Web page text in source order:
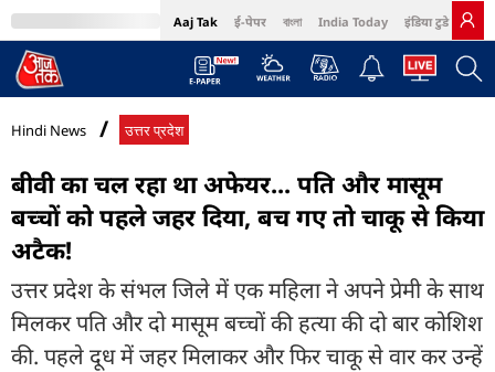
Aaj Tak ई-पेपर বাংলা India Today इंडिया टुडे हिंदी
MumbaiTak Cosmopolitan Harper's Bazaar Northeast
Hindi News उत्तर प्रदेश
बीवी का चल रहा था अफेयर... पति और मासूम
बच्चों को पहले जहर दिया, बच गए तो चाकू से किया
अटैक!
उत्तर प्रदेश के संभल जिले में एक महिला ने अपने प्रेमी के साथ
मिलकर पति और दो मासूम बच्चों की हत्या की दो बार कोशिश
की. पहले दूध में जहर मिलाकर और फिर चाकू से वार कर उन्हें